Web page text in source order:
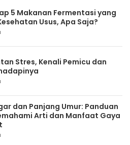
5 Makanan Fermentasi yang
Usus, Apa Saja?
Stres, Kenali Pemicu dan
dan Panjang Umur: Panduan
Arti dan Manfaat Gaya